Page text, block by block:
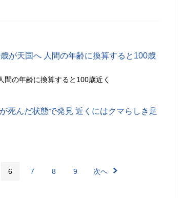
が天国へ 人間の年齢に換算すると100歳
の年齢に換算すると100歳近く
死んだ状態で発見 近くにはクマらしき足
6 7 8 9 次へ